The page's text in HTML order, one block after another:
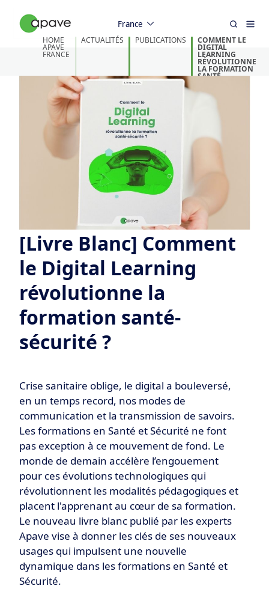
France
HOME
APAVE
FRANCE
ACTUALITÉS PUBLICATIONS COMMENT LE
DIGITAL
LEARNING
RÉVOLUTIONNE
LA FORMATION
SANTÉ-
[Livre Blanc] Comment
le Digital Learning
révolutionne la
formation santé-
sécurité ?
Crise sanitaire oblige, le digital a bouleversé,
en un temps record, nos modes de
communication et la transmission de savoirs.
Les formations en Santé et Sécurité ne font
pas exception à ce mouvement de fond. Le
monde de demain accélère l’engouement
pour ces évolutions technologiques qui
révolutionnent les modalités pédagogiques et
placent l'apprenant au cœur de sa formation.
Le nouveau livre blanc publié par les experts
Apave vise à donner les clés de ses nouveaux
usages qui impulsent une nouvelle
dynamique dans les formations en Santé et
Sécurité.